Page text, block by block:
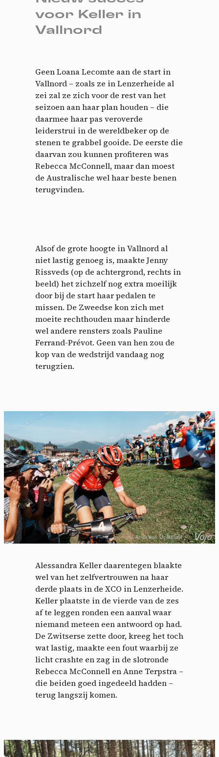
voor Keller in
Vallnord
Geen Loana Lecomte aan de start in
Vallnord – zoals ze in Lenzerheide al
zei zal ze zich voor de rest van het
seizoen aan haar plan houden – die
daarmee haar pas veroverde
leiderstrui in de wereldbeker op de
stenen te grabbel gooide. De eerste die
daarvan zou kunnen profiteren was
Rebecca McConnell, maar dan moest
de Australische wel haar beste benen
terugvinden.
Alsof de grote hoogte in Vallnord al
niet lastig genoeg is, maakte Jenny
Rissveds (op de achtergrond, rechts in
beeld) het zichzelf nog extra moeilijk
door bij de start haar pedalen te
missen. De Zweedse kon zich met
moeite rechthouden maar hinderde
wel andere rensters zoals Pauline
Ferrand-Prévot. Geen van hen zou de
kop van de wedstrijd vandaag nog
terugzien.
Alessandra Keller daarentegen blaakte
wel van het zelfvertrouwen na haar
derde plaats in de XCO in Lenzerheide.
Keller plaatste in de vierde van de zes
af te leggen ronden een aanval waar
niemand meteen een antwoord op had.
De Zwitserse zette door, kreeg het toch
wat lastig, maakte een fout waarbij ze
licht crashte en zag in de slotronde
Rebecca McConnell en Anne Terpstra –
die beiden goed ingedeeld hadden –
terug langszij komen.